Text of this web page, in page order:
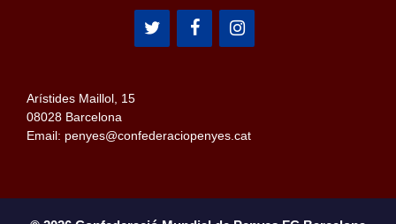
Arístides Maillol, 15
08028 Barcelona
Email: penyes@confederaciopenyes.cat